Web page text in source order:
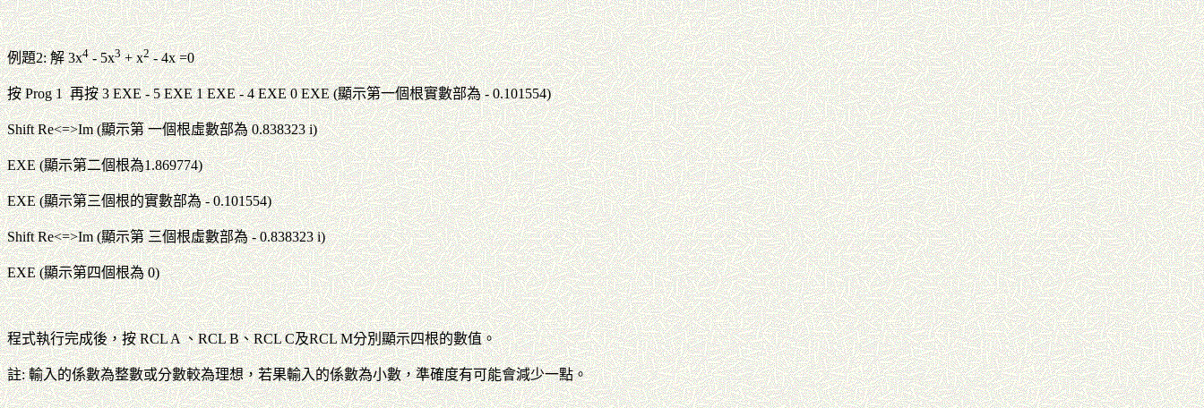
例題2: 解 3x4- 5x3+ x2- 4x =0
按 Prog 1 再按 3 EXE - 5 EXE 1 EXE - 4 EXE 0 EXE (顯示第一個根實數部為 - 0.101554)
Shift Re<=>Im (顯示第 一個根虛數部為 0.838323 i)
EXE (顯示第二個根為1.869774)
EXE (顯示第三個根的實數部為 - 0.101554)
Shift Re<=>Im (顯示第 三個根虛數部為 - 0.838323 i)
EXE (顯示第四個根為 0)
程式執行完成後，按 RCL A 、RCL B、RCL C及RCL M分別顯示四根的數值。
註: 輸入的係數為整數或分數較為理想，若果輸入的係數為小數，準確度有可能會減少一點。